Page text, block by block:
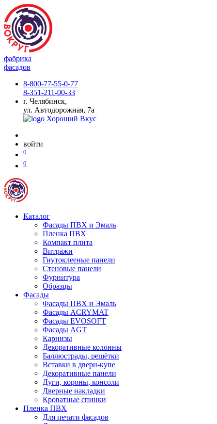
фабрика
фасадов
8-800-77-55-0-77
8-351-211-00-33
г. Челябинск,
ул. Автодорожная, 7а
войти
0
0
Каталог
Фасады ПВХ и Эмаль
Пленка ПВХ
Компакт плита
Витражи
Гнутоклееные панели
Стеновые панели
Фурнитура
Образцы
Фасады
Фасады ПВХ и Эмаль
Фасады ACRYMAT
Фасады EVOSOFT
Фасады AGT
Карнизы
Декоративные колонны
Баллюстрады, решётки
Вставки в двери-купе
Декоративные панели
Дуги, короны, консоли
Дверные накладки
Кроватные спинки
Пленка ПВХ
Для печати фасадов